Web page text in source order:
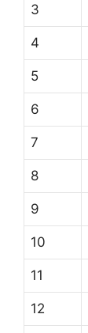
3
4
5
6
7
8
9
10
11
12